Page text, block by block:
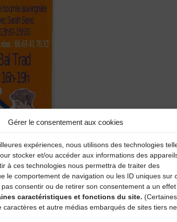
Gérer le consentement aux cookies
expériences, nous utilisons des technologies
stocker et/ou accéder aux informations des
à ces technologies nous permettra de traiter des
le comportement de navigation ou les ID uniques sur
consentir ou de retirer son consentement a un effet
caractéristiques et fonctions du site. (Certaines
caractères et autre médias embarqués de sites tiers ne